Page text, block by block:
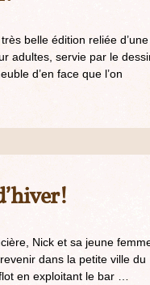
belle édition reliée d’une
adultes, servie par le
d’en face que l’on
Nick et sa jeune
dans la petite ville du
en exploitant le bar …